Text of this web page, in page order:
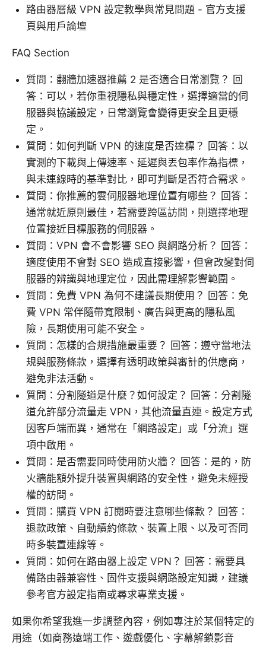
路由器層級 VPN 設定教學與常見問題 - 官方支援
頁與用戶論壇
FAQ Section
質問：翻牆加速器推薦 2 是否適合日常瀏覽？ 回
答：可以，若你重視隱私與穩定性，選擇適當的伺
服器與協議設定，日常瀏覽會變得更安全且更穩
定。
質問：如何判斷 VPN 的速度是否達標？ 回答：以
實測的下載與上傳速率、延遲與丟包率作為指標，
與未連線時的基準對比，即可判斷是否符合需求。
質問：你推薦的雲伺服器地理位置有哪些？ 回答：
通常就近原則最佳，若需要跨區訪問，則選擇地理
位置接近目標服務的伺服器。
質問：VPN 會不會影響 SEO 與網路分析？ 回答：
適度使用不會對 SEO 造成直接影響，但會改變對伺
服器的辨識與地理定位，因此需理解影響範圍。
質問：免費 VPN 為何不建議長期使用？ 回答：免
費 VPN 常伴隨帶寬限制、廣告與更高的隱私風
險，長期使用可能不安全。
質問：怎樣的合規措施最重要？ 回答：遵守當地法
規與服務條款，選擇有透明政策與審計的供應商，
避免非法活動。
質問：分割隧道是什麼？如何設定？ 回答：分割隧
道允許部分流量走 VPN，其他流量直連。設定方式
因客戶端而異，通常在「網路設定」或「分流」選
項中啟用。
質問：是否需要同時使用防火牆？ 回答：是的，防
火牆能額外提升裝置與網路的安全性，避免未經授
權的訪問。
質問：購買 VPN 訂閱時要注意哪些條款？ 回答：
退款政策、自動續約條款、裝置上限、以及可否同
時多裝置連線等。
質問：如何在路由器上設定 VPN？ 回答：需要具
備路由器兼容性、固件支援與網路設定知識，建議
參考官方設定指南或尋求專業支援。
如果你希望我進一步調整內容，例如專注於某個特定的
用途（如商務遠端工作、遊戲優化、字幕解鎖影音